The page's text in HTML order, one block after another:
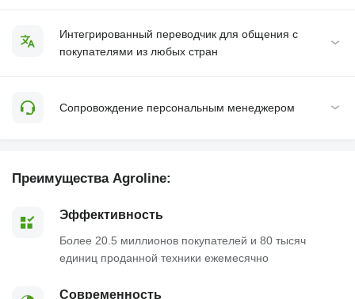
Интегрированный переводчик для общения с
покупателями из любых стран
Сопровождение персональным менеджером
Преимущества Agroline:
Эффективность
Более 20.5 миллионов покупателей и 80 тысяч
единиц проданной техники ежемесячно
Современность